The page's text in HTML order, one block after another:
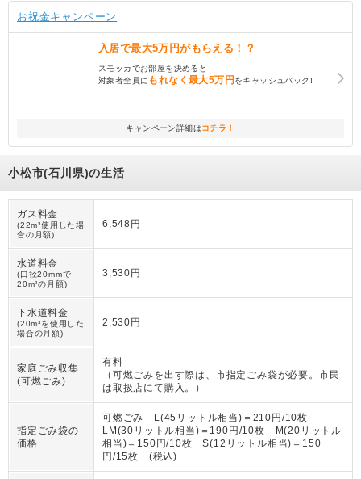
お祝金キャンペーン
入居で最大5万円がもらえる！？
スモッカでお部屋を決めると
対象者全員に もれなく最大5万円 をキャッシュバック!
キャンペーン詳細はコチラ！
小松市(石川県)の生活
ガス料金
(22m³使用した場
合の月額)
6,548円
水道料金
(口径20mmで
20m³の月額)
3,530円
下水道料金
(20m³を使用した
場合の月額)
2,530円
家庭ごみ収集
(可燃ごみ)
有料
（ 可燃ごみを出す際は、市指定ごみ袋が必要。市民
は取扱店にて購入。
）
指定ごみ袋の
価格
可燃ごみ L(45リットル相当)＝210円/10枚
LM(30リットル相当)＝190円/10枚 M(20リットル
相当)＝150円/10枚 S(12リットル相当)＝150
円/15枚 (税込)